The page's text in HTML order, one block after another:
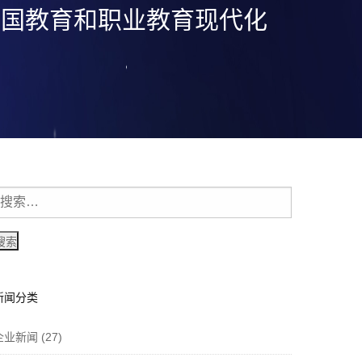
教育和职业教育现代化
闻分类
业新闻 (27)